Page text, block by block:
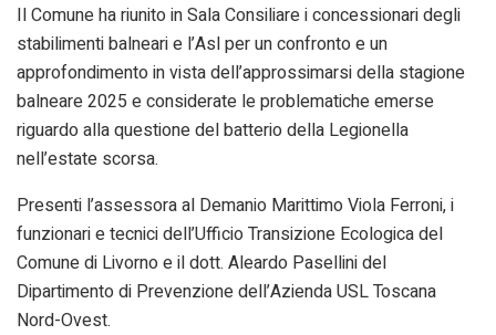
Il Comune ha riunito in Sala Consiliare i concessionari degli
stabilimenti balneari e l’Asl per un confronto e un
approfondimento in vista dell’approssimarsi della stagione
balneare 2025 e considerate le problematiche emerse
riguardo alla questione del batterio della Legionella
nell’estate scorsa.
Presenti l’assessora al Demanio Marittimo Viola Ferroni, i
funzionari e tecnici dell’Ufficio Transizione Ecologica del
Comune di Livorno e il dott. Aleardo Pasellini del
Dipartimento di Prevenzione dell’Azienda USL Toscana
Nord-Ovest.